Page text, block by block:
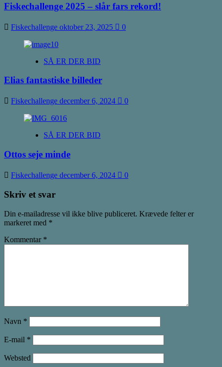
Fiskechallenge 2025 – slår fars rekord!
Fiskechallenge oktober 23, 2025 0
SÅ ER DER BID
Elias fantastiske billeder
Fiskechallenge december 6, 2024 0
SÅ ER DER BID
Ottos seje minde
Fiskechallenge december 6, 2024 0
Skriv et svar
Din e-mailadresse vil ikke blive publiceret. Krævede felter er
markeret med *
Kommentar *
Navn *
E-mail *
Websted